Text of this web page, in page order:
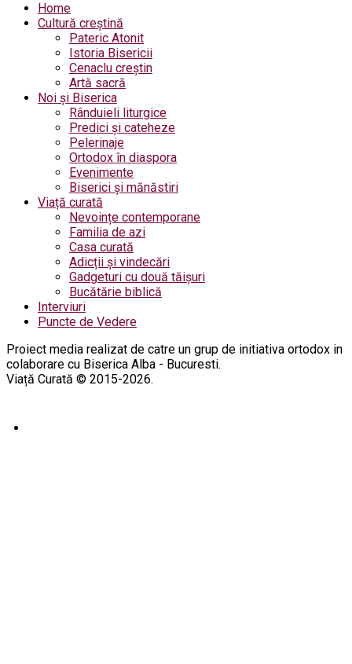
Home
Cultură creștină
Pateric Atonit
Istoria Bisericii
Cenaclu creștin
Artă sacră
Noi și Biserica
Rânduieli liturgice
Predici și cateheze
Pelerinaje
Ortodox în diaspora
Evenimente
Biserici și mănăstiri
Viață curată
Nevoințe contemporane
Familia de azi
Casa curată
Adicții și vindecări
Gadgeturi cu două tăișuri
Bucătărie biblică
Interviuri
Puncte de Vedere
Proiect media realizat de catre un grup de initiativa ortodox in
colaborare cu Biserica Alba - Bucuresti.
Viață Curată © 2015-2026.